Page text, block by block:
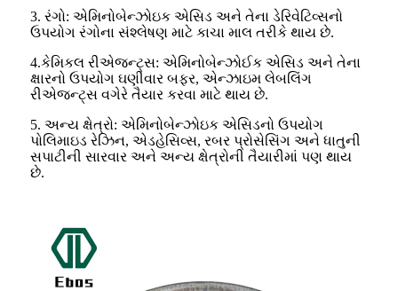
3. રંગો: એમિનોબેન્ઝોઇક એસિડ અને તેના ડેરિવેટિવ્સનો
ઉપયોગ રંગોના સંશ્લેષણ માટે કાચા માલ તરીકે થાય છે.
4.કેમિકલ રીએજન્ટ્સ: એમિનોબેન્ઝોઈક એસિડ અને તેના
ક્ષારનો ઉપયોગ ઘણીવાર બફર, એન્ઝાઇમ લેબલિંગ
રીએજન્ટ્સ વગેરે તૈયાર કરવા માટે થાય છે.
5. અન્ય ક્ષેત્રો: એમિનોબેન્ઝોઇક એસિડનો ઉપયોગ
પોલિમાઇડ રેઝિન, એડહેસિવ્સ, રબર પ્રોસેસિંગ અને ધાતુની
સપાટીની સારવાર અને અન્ય ક્ષેત્રોની તૈયારીમાં પણ થાય
છે.